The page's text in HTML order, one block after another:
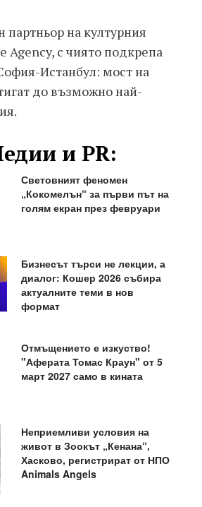
на културния
Agency, с чиято подкрепа
Истанбул: мост на
до възможно най-
и PR:
Световният феномен
„Кокомелън“ за първи път на
голям екран през февруари
Бизнесът търси не лекции, а
диалог: Кошер 2026 събира
актуалните теми в нов
формат
Отмъщението е изкуство!
"Аферата Томас Краун" от 5
март 2027 само в кината
Неприемливи условия на
живот в Зоокът „Кенана“,
Хасково, регистрират от НПО
Animals Angels